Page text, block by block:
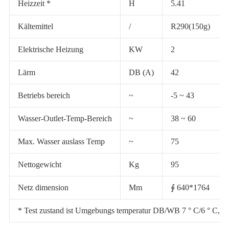
Heizzeit * H 5.41
Kältemittel / R290(150g)
Elektrische Heizung KW 2
Lärm DB (A) 42
Betriebs bereich ~ -5 ~ 43
Wasser-Outlet-Temp-Bereich ~ 38 ~ 60
Max. Wasser auslass Temp ~ 75
Nettogewicht Kg 95
Netz dimension Mm ∮ 640*1764
* Test zustand ist Umgebungs temperatur DB/WB 7 ° C/6 ° C,